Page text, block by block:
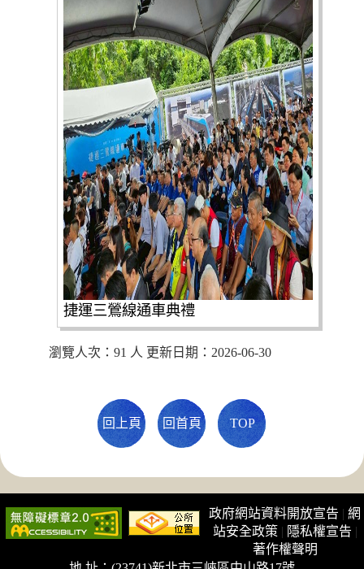
捷運三鶯線通車典禮
瀏覽人次：91 人 更新日期：2026-06-30
回上頁 回首頁 TOP
政府網站資料開放宣告 | 網
站安全政策 | 隱私權宣告 |
著作權聲明